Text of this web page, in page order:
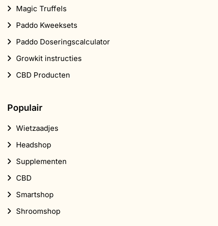
Magic Truffels
Paddo Kweeksets
Paddo Doseringscalculator
Growkit instructies
CBD Producten
Populair
Wietzaadjes
Headshop
Supplementen
CBD
Smartshop
Shroomshop